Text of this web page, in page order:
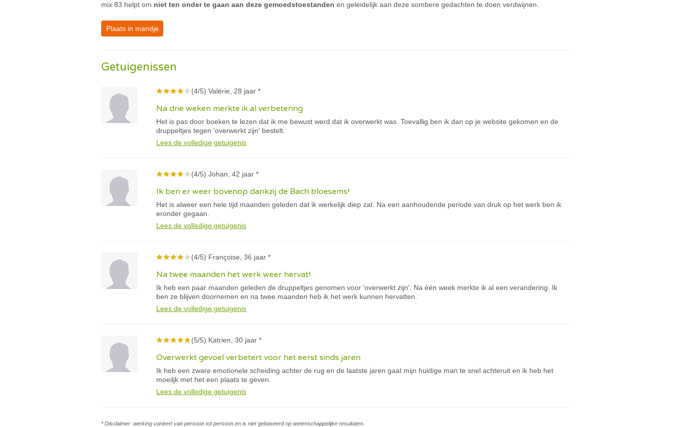
mix 83 helpt om niet ten onder te gaan aan deze gemoedstoestanden en geleidelijk aan deze sombere gedachten te doen verdwijnen.
Plaats in mandje
Getuigenissen
(4/5) Valérie, 28 jaar *
Na drie weken merkte ik al verbetering
Het is pas door boeken te lezen dat ik me bewust werd dat ik overwerkt was. Toevallig ben ik dan op je website gekomen en de
druppeltjes tegen 'overwerkt zijn' bestelt.
Lees de volledige getuigenis
(4/5) Johan, 42 jaar *
Ik ben er weer bovenop dankzij de Bach bloesems!
Het is alweer een hele tijd maanden geleden dat ik werkelijk diep zat. Na een aanhoudende periode van druk op het werk ben ik
eronder gegaan.
Lees de volledige getuigenis
(4/5) Françoise, 36 jaar *
Na twee maanden het werk weer hervat!
Ik heb een paar maanden geleden de druppeltjes genomen voor 'overwerkt zijn'. Na één week merkte ik al een verandering. Ik
ben ze blijven doornemen en na twee maanden heb ik het werk kunnen hervatten.
Lees de volledige getuigenis
(5/5) Katrien, 30 jaar *
Overwerkt gevoel verbetert voor het eerst sinds jaren
Ik heb een zware emotionele scheiding achter de rug en de laatste jaren gaat mijn huidige man te snel achteruit en ik heb het
moeiljk met het een plaats te geven.
Lees de volledige getuigenis
* Disclaimer: werking varieert van persoon tot persoon en is niet gebaseerd op wetenschappelijke resultaten.